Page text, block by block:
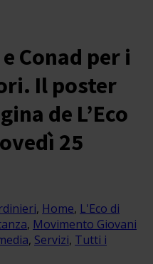
Conad per i
Il poster
de L’Eco
25
, Home, L'Eco di
, Movimento Giovani
, Servizi, Tutti i